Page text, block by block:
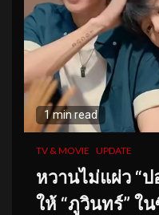
1 min read
TV & MOVIE UPDATE
หวานไม่แผ่ว “ป
ให้ “ภูวินทร์” ใ